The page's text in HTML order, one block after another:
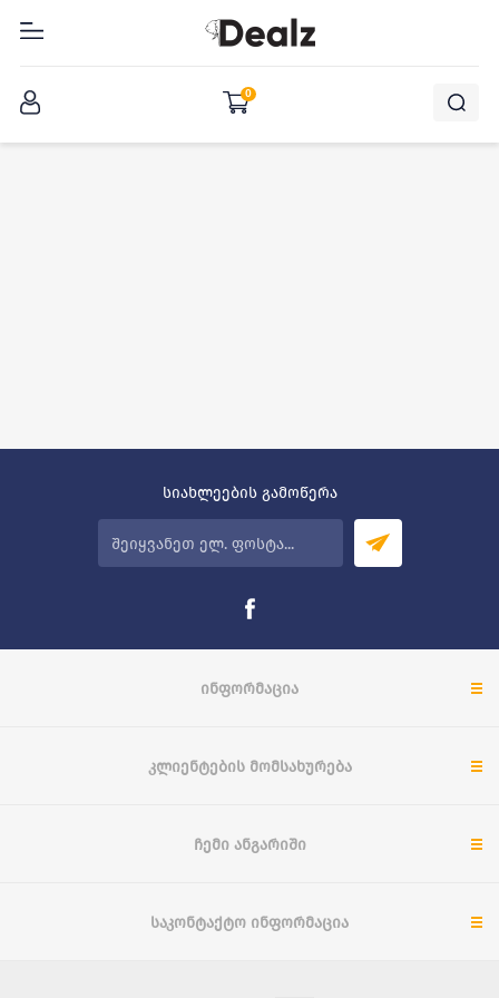
0
სიახლეების გამოწერა
ᲘᲜᲤᲝᲠᲛᲐᲪᲘᲐ
ᲙᲚᲘᲔᲜᲢᲔᲑᲘᲡ ᲛᲝᲛᲡᲐᲮᲣᲠᲔᲑᲐ
ᲩᲔᲛᲘ ᲐᲜᲒᲐᲠᲘᲨᲘ
ᲡᲐᲙᲝᲜᲢᲐᲥᲢᲝ ᲘᲜᲤᲝᲠᲛᲐᲪᲘᲐ